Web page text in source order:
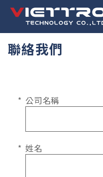
聯絡我們
公司名稱
姓名